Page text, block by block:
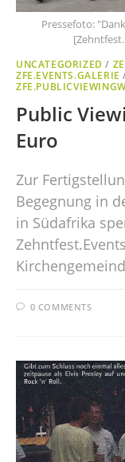
Pressefoto:
UNCATEGORIZED /
ZFE.EVENTS.GALERIE
Public
Euro
Zur
Begegnung in
in Südafrika
0 COMMENTS